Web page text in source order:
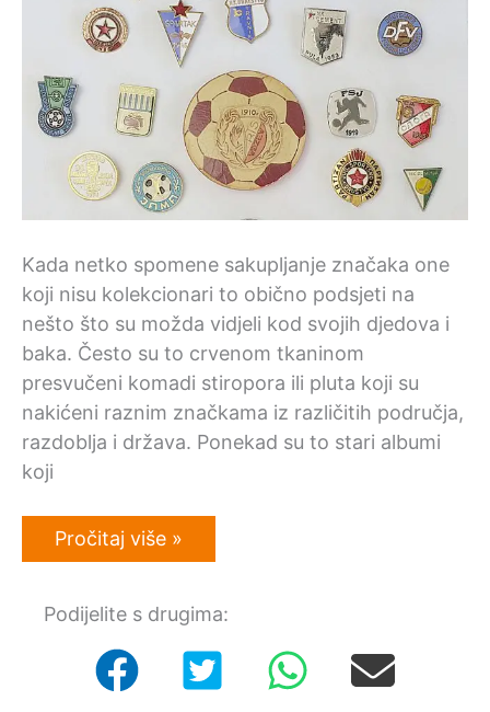
Kada netko spomene sakupljanje značaka one
koji nisu kolekcionari to obično podsjeti na
nešto što su možda vidjeli kod svojih djedova i
baka. Često su to crvenom tkaninom
presvučeni komadi stiropora ili pluta koji su
nakićeni raznim značkama iz različitih područja,
razdoblja i država. Ponekad su to stari albumi
koji
Otkup
svih
Pročitaj više »
Podijelite s drugima: